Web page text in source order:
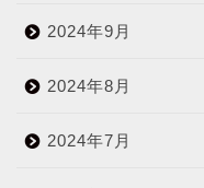
2024年9月
2024年8月
2024年7月